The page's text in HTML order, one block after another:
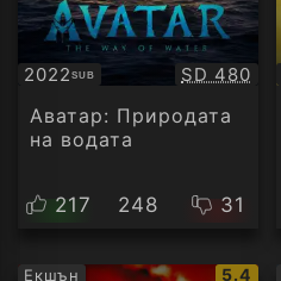
2022SUB
Субтитри Качество:
SD 480
Аватар: Природата
на водата
217 248 31
Екшън
IMDb
5.4